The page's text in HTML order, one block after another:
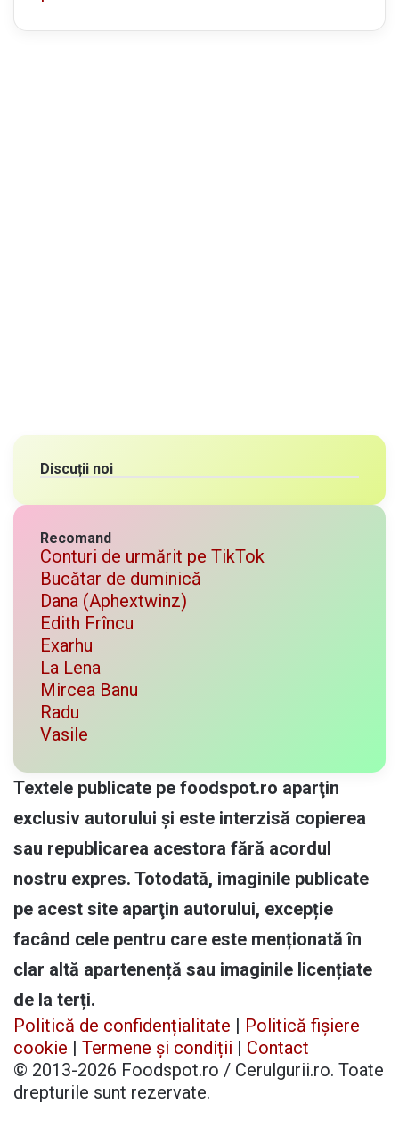
Discuții noi
Recomand
Conturi de urmărit pe TikTok
Bucătar de duminică
Dana (Aphextwinz)
Edith Frîncu
Exarhu
La Lena
Mircea Banu
Radu
Vasile
Textele publicate pe foodspot.ro aparţin
exclusiv autorului și este interzisă copierea
sau republicarea acestora fără acordul
nostru expres. Totodată, imaginile publicate
pe acest site aparţin autorului, excepție
facând cele pentru care este menționată în
clar altă apartenență sau imaginile licențiate
de la terți.
Politică de confidențialitate | Politică fișiere
cookie | Termene și condiții | Contact
© 2013-2026 Foodspot.ro / Cerulgurii.ro. Toate
drepturile sunt rezervate.